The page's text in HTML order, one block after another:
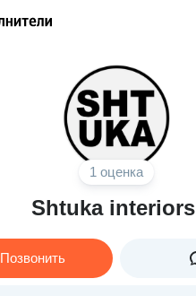
1 оценка
Shtuka interiors
Позвонить